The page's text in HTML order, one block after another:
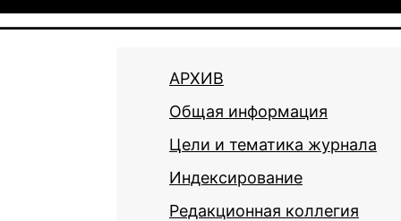
АРХИВ
Общая информация
Цели и тематика журнала
Индексирование
Редакционная коллегия